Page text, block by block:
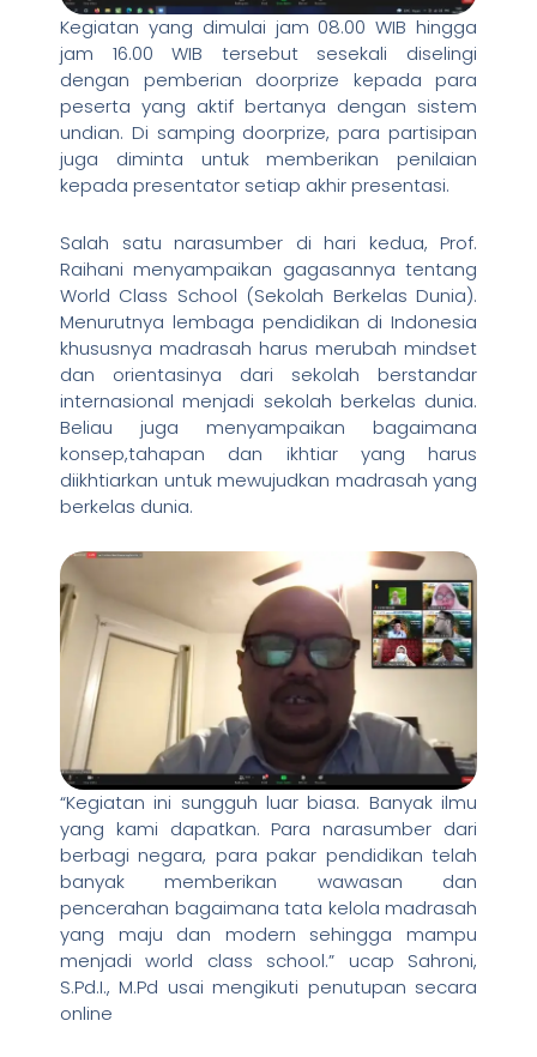
Kegiatan yang dimulai jam 08.00 WIB hingga
jam 16.00 WIB tersebut sesekali diselingi
dengan pemberian doorprize kepada para
peserta yang aktif bertanya dengan sistem
undian. Di samping doorprize, para partisipan
juga diminta untuk memberikan penilaian
kepada presentator setiap akhir presentasi.
Salah satu narasumber di hari kedua, Prof.
Raihani menyampaikan gagasannya tentang
World Class School (Sekolah Berkelas Dunia).
Menurutnya lembaga pendidikan di Indonesia
khususnya madrasah harus merubah mindset
dan orientasinya dari sekolah berstandar
internasional menjadi sekolah berkelas dunia.
Beliau juga menyampaikan bagaimana
konsep,tahapan dan ikhtiar yang harus
diikhtiarkan untuk mewujudkan madrasah yang
berkelas dunia.
“Kegiatan ini sungguh luar biasa. Banyak ilmu
yang kami dapatkan. Para narasumber dari
berbagi negara, para pakar pendidikan telah
banyak memberikan wawasan dan
pencerahan bagaimana tata kelola madrasah
yang maju dan modern sehingga mampu
menjadi world class school.” ucap Sahroni,
S.Pd.I., M.Pd usai mengikuti penutupan secara
online